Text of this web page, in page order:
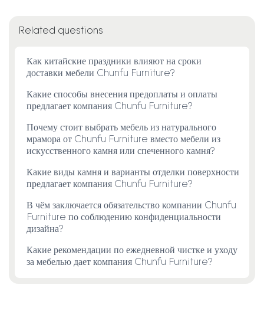
Related questions
Как китайские праздники влияют на сроки
доставки мебели Chunfu Furniture?
Какие способы внесения предоплаты и оплаты
предлагает компания Chunfu Furniture?
Почему стоит выбрать мебель из натурального
мрамора от Chunfu Furniture вместо мебели из
искусственного камня или спеченного камня?
Какие виды камня и варианты отделки поверхности
предлагает компания Chunfu Furniture?
В чём заключается обязательство компании Chunfu
Furniture по соблюдению конфиденциальности
дизайна?
Какие рекомендации по ежедневной чистке и уходу
за мебелью дает компания Chunfu Furniture?